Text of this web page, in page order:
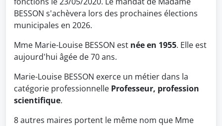
BESSON s'achèvera lors des prochaines élections
municipales en 2026.
Mme Marie-Louise BESSON est née en 1955. Elle est
aujourd'hui âgée de 70 ans.
Marie-Louise BESSON exerce un métier dans la
catégorie professionnelle Professeur, profession
scientifique.
8 autres maires portent le même nom que Mme